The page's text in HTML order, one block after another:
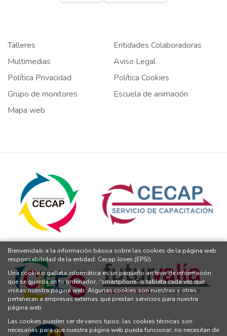
Talleres
Entidades Colaboradoras
Multimedias
Aviso Legal
Política Privacidad
Política Cookies
Grupo de monitores
Escuela de animación
Mapa web
Bienvenida/o a la información básica sobre las cookies de la página web
responsabilidad de la entidad: Cecap Joven (EPSJ)
Una cookie o galleta informática es un pequeño archivo de información
que se guarda en tu ordenador, “smartphone” o tableta cada vez que
visitas nuestra página web. Algunas cookies son nuestras y otras
pertenecen a empresas externas que prestan servicios para nuestra
página web.
Las cookies pueden ser de varios tipos: las cookies técnicas son
necesarias para que nuestra página web pueda funcionar, no necesitan de